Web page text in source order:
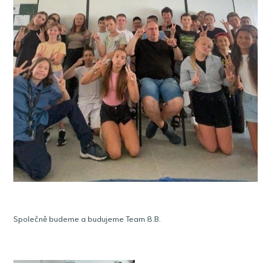
Společně budeme a budujeme Team 8.B.